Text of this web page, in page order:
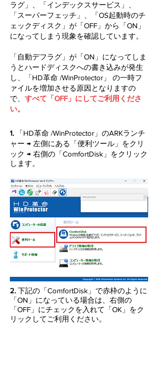
ラグ」、「インデックスサービス」、
「スーパーフェッチ」、「OS起動時のチ
ェックディスク」が「OFF」から「ON」
になってしまう現象を確認しています。
「自動デフラグ」が「ON」になってしま
うとハードディスクへの書き込みが発生
し、「HD革命 /WinProtector」 の一時フ
ァイルを増加させる原因となりますの
で、 すべて「OFF」にしてご利用くださ
い。
​1.
「HD革命 /WinProtector」のARKランチ
ャー → 左側にある「便利ツール」をクリ
ック → 右側の「ComfortDisk 」をクリック
します。
​2. 下記の「ComfortDisk 」で赤枠のように
「ON」になっている場合は、右側の
「OFF」にチェックを入れて「OK」をク
リックしてご利用ください。